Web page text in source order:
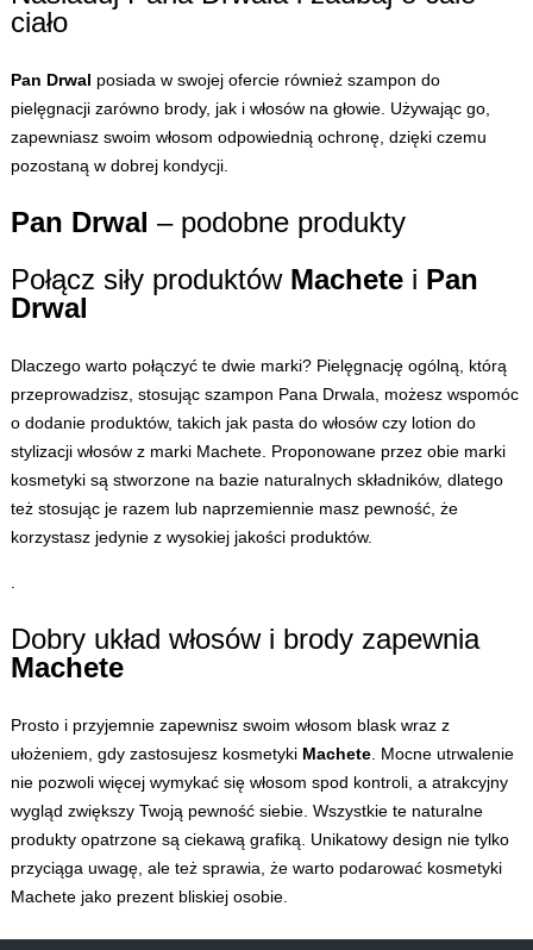
ciało
Pan Drwal posiada w swojej ofercie również szampon do
pielęgnacji zarówno brody, jak i włosów na głowie. Używając go,
zapewniasz swoim włosom odpowiednią ochronę, dzięki czemu
pozostaną w dobrej kondycji.
Pan Drwal – podobne produkty
Połącz siły produktów Machetei Pan
Drwal
Dlaczego warto połączyć te dwie marki? Pielęgnację ogólną, którą
przeprowadzisz, stosując szampon Pana Drwala, możesz wspomóc
o dodanie produktów, takich jak pasta do włosów czy lotion do
stylizacji włosów z marki Machete. Proponowane przez obie marki
kosmetyki są stworzone na bazie naturalnych składników, dlatego
też stosując je razem lub naprzemiennie masz pewność, że
korzystasz jedynie z wysokiej jakości produktów.
Dobry układ włosów i brody zapewnia
Machete
Prosto i przyjemnie zapewnisz swoim włosom blask wraz z
ułożeniem, gdy zastosujesz kosmetyki Machete. Mocne utrwalenie
nie pozwoli więcej wymykać się włosom spod kontroli, a atrakcyjny
wygląd zwiększy Twoją pewność siebie. Wszystkie te naturalne
produkty opatrzone są ciekawą grafiką. Unikatowy design nie tylko
przyciąga uwagę, ale też sprawia, że warto podarować kosmetyki
Machetejako prezent bliskiej osobie.